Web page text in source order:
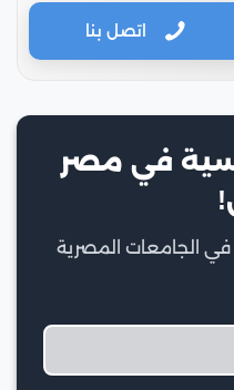
اتصل بنا
في مصر
الجامعات المصرية